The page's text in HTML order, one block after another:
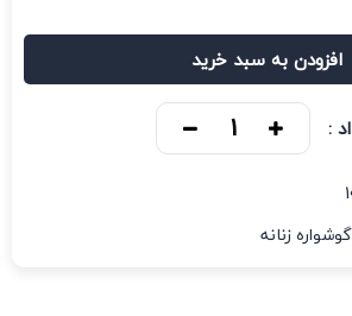
افزودن به سبد خرید
:
گوشواره زنانه